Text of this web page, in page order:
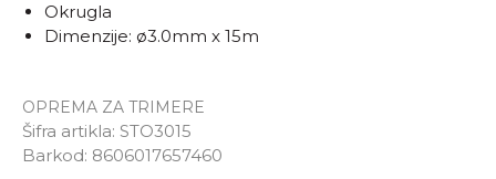
OPREMA ZA TRIMERE
Šifra artikla: STO3015
Barkod: 8606017657460
Okrugla
Dimenzije: ø3.0mm x 15m